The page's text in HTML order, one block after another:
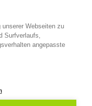
Vorbehalten.
Webseiten zu
Surfverlaufs,
angepasste